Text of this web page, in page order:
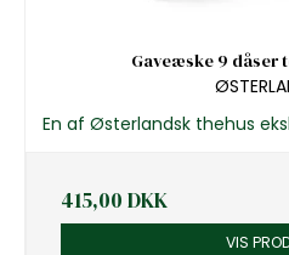
Gaveæske 9 dåser
En af Østerlandsk thehus
415,00 DKK
VIS